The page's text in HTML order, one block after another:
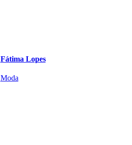
Fátima Lopes
Moda